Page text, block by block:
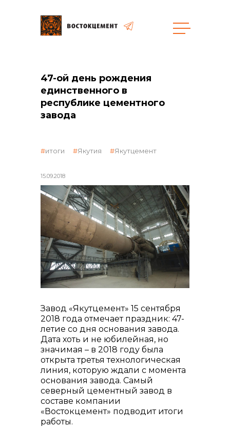
общая информация
реализация неликвидов
контакты отдела закупок
47-ой день рождения
единственного в
республике цементного
завода
15.09.2018
итоги Якутия Якутцемент
Завод «Якутцемент» 15 сентября
2018 года отмечает праздник: 47-
летие со дня основания завода.
Дата хоть и не юбилейная, но
значимая – в 2018 году была
открыта третья технологическая
линия, которую ждали с момента
основания завода. Самый
северный цементный завод в
составе компании
«Востокцемент» подводит итоги
работы.